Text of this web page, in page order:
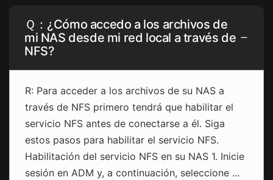
Ｑ：¿Cómo accedo a los archivos de
mi NAS desde mi red local a través de
NFS?
R: Para acceder a los archivos de su NAS a
través de NFS primero tendrá que habilitar el
servicio NFS antes de conectarse a él. Siga
estos pasos para habilitar el servicio NFS.
Habilitación del servicio NFS en su NAS 1. Inicie
sesión en ADM y, a continuación, seleccione ...